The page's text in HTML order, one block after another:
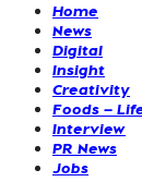
Home
News
Digital
Insight
Creativity
Foods –
Interview
PR News
Jobs